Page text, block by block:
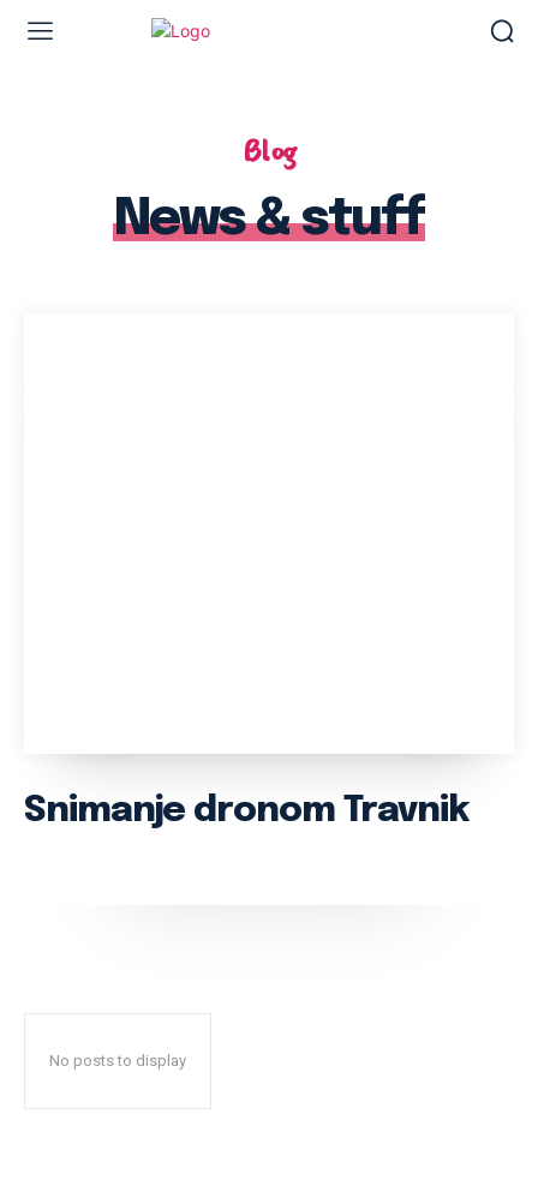
Blog
News & stuff
Snimanje dronom Travnik
No posts to display